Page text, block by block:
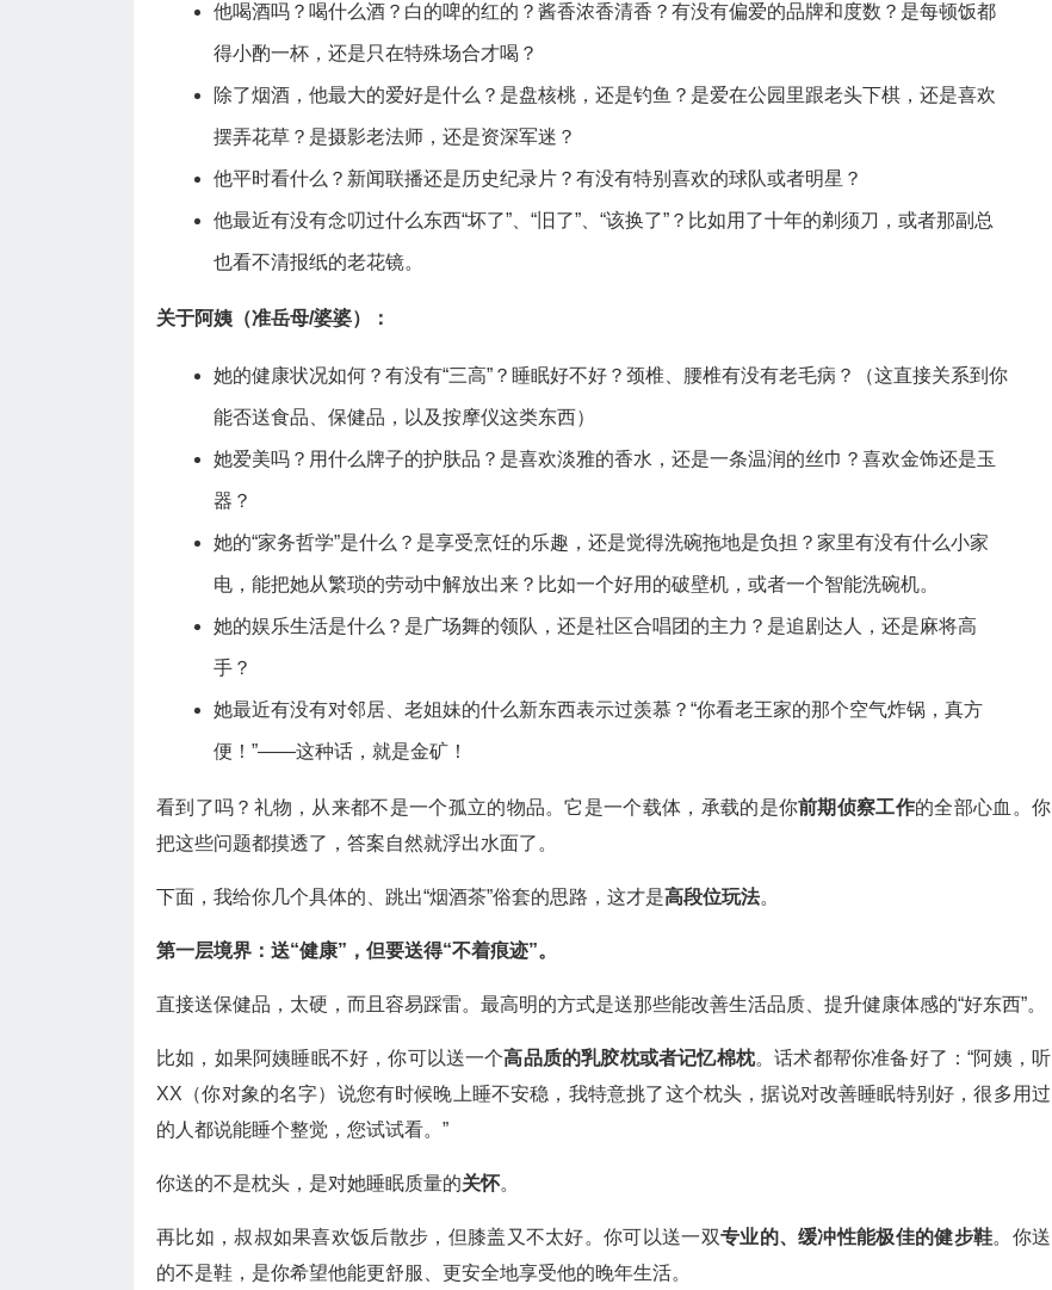
他喝酒吗？喝什么酒？白的啤的红的？酱香浓香清香？有没有偏爱的品牌和度数？是每顿饭都
得小酌一杯，还是只在特殊场合才喝？
除了烟酒，他最大的爱好是什么？是盘核桃，还是钓鱼？是爱在公园里跟老头下棋，还是喜欢
摆弄花草？是摄影老法师，还是资深军迷？
他平时看什么？新闻联播还是历史纪录片？有没有特别喜欢的球队或者明星？
他最近有没有念叨过什么东西“坏了”、“旧了”、“该换了”？比如用了十年的剃须刀，或者那副总
也看不清报纸的老花镜。
关于阿姨（准岳母/婆婆）：
她的健康状况如何？有没有“三高”？睡眠好不好？颈椎、腰椎有没有老毛病？（这直接关系到你
能否送食品、保健品，以及按摩仪这类东西）
她爱美吗？用什么牌子的护肤品？是喜欢淡雅的香水，还是一条温润的丝巾？喜欢金饰还是玉
器？
她的“家务哲学”是什么？是享受烹饪的乐趣，还是觉得洗碗拖地是负担？家里有没有什么小家
电，能把她从繁琐的劳动中解放出来？比如一个好用的破壁机，或者一个智能洗碗机。
她的娱乐生活是什么？是广场舞的领队，还是社区合唱团的主力？是追剧达人，还是麻将高
手？
她最近有没有对邻居、老姐妹的什么新东西表示过羡慕？“你看老王家的那个空气炸锅，真方
便！”——这种话，就是金矿！
看到了吗？礼物，从来都不是一个孤立的物品。它是一个载体，承载的是你前期侦察工作的全部心血。你
把这些问题都摸透了，答案自然就浮出水面了。
下面，我给你几个具体的、跳出“烟酒茶”俗套的思路，这才是高段位玩法。
第一层境界：送“健康”，但要送得“不着痕迹”。
直接送保健品，太硬，而且容易踩雷。最高明的方式是送那些能改善生活品质、提升健康体感的“好东西”。
比如，如果阿姨睡眠不好，你可以送一个高品质的乳胶枕或者记忆棉枕。话术都帮你准备好了：“阿姨，听
XX（你对象的名字）说您有时候晚上睡不安稳，我特意挑了这个枕头，据说对改善睡眠特别好，很多用过
的人都说能睡个整觉，您试试看。”
你送的不是枕头，是对她睡眠质量的关怀。
再比如，叔叔如果喜欢饭后散步，但膝盖又不太好。你可以送一双专业的、缓冲性能极佳的健步鞋。你送
的不是鞋，是你希望他能更舒服、更安全地享受他的晚年生活。